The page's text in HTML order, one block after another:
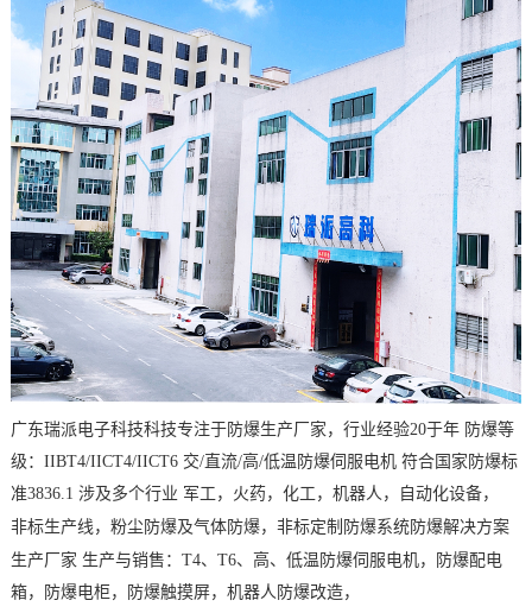
广东瑞派电子科技科技专注于防爆生产厂家，行业经验20于年 防爆等
级：IIBT4/IICT4/IICT6 交/直流/高/低温防爆伺服电机 符合国家防爆标
准3836.1 涉及多个行业 军工，火药，化工，机器人，自动化设备，
非标生产线， 粉尘防爆及气体防爆，非标定制 防爆系统防爆解决方案
生产厂家 生产与销售：T4、T6、高、低温防爆伺服电机，防爆配电
箱，防爆电柜，防爆触摸屏，机器人防爆改造，